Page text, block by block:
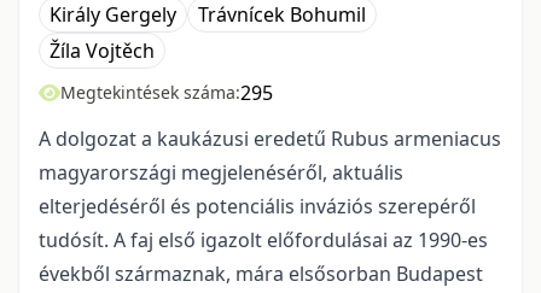
Király Gergely
Trávnícek Bohumil
Žíla Vojtěch
Megtekintések száma:295
A dolgozat a kaukázusi eredetű Rubus armeniacus
magyarországi megjelenéséről, aktuális
elterjedéséről és potenciális inváziós szerepéről
tudósít. A faj első igazolt előfordulásai az 1990-es
évekből származnak, mára elsősorban Budapest